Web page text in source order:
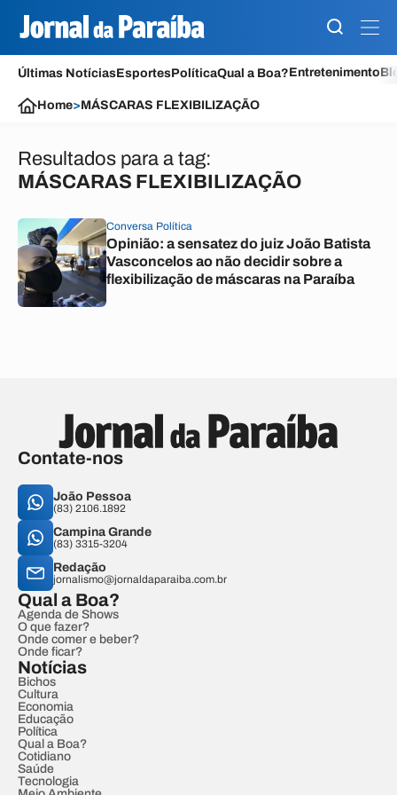
Últimas NotíciasEsportesPolíticaQual a Boa?Entretenimento
Home>MÁSCARAS FLEXIBILIZAÇÃO
Resultados para a tag:
MÁSCARAS FLEXIBILIZAÇÃO
Conversa Política
Opinião: a sensatez do juiz João Batista
Vasconcelos ao não decidir sobre a
flexibilização de máscaras na Paraíba
Contate-nos
João Pessoa
(83) 2106.1892
Campina Grande
(83) 3315-3204
Redação
jornalismo@jornaldaparaiba.com.br
Qual a Boa?
Agenda de Shows
O que fazer?
Onde comer e beber?
Onde ficar?
Notícias
Bichos
Cultura
Economia
Educação
Política
Qual a Boa?
Cotidiano
Saúde
Tecnologia